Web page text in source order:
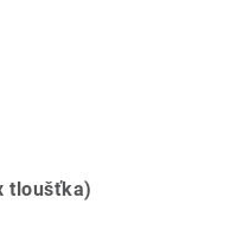
tloušťka)